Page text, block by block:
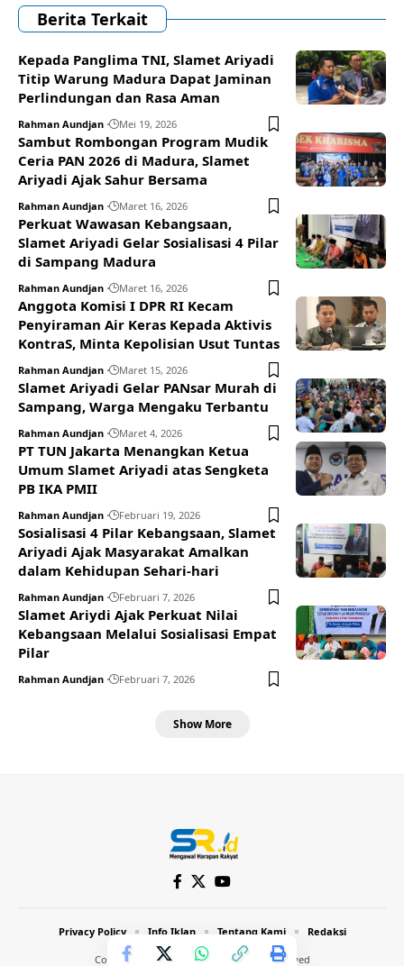
Berita Terkait
Kepada Panglima TNI, Slamet Ariyadi
Titip Warung Madura Dapat Jaminan
Perlindungan dan Rasa Aman
Rahman Aundjan Mei 19, 2026
Sambut Rombongan Program Mudik
Ceria PAN 2026 di Madura, Slamet
Ariyadi Ajak Sahur Bersama
Rahman Aundjan Maret 16, 2026
Perkuat Wawasan Kebangsaan,
Slamet Ariyadi Gelar Sosialisasi 4 Pilar
di Sampang Madura
Rahman Aundjan Maret 16, 2026
Anggota Komisi I DPR RI Kecam
Penyiraman Air Keras Kepada Aktivis
KontraS, Minta Kepolisian Usut Tuntas
Rahman Aundjan Maret 15, 2026
Slamet Ariyadi Gelar PANsar Murah di
Sampang, Warga Mengaku Terbantu
Rahman Aundjan Maret 4, 2026
PT TUN Jakarta Menangkan Ketua
Umum Slamet Ariyadi atas Sengketa
PB IKA PMII
Rahman Aundjan Februari 19, 2026
Sosialisasi 4 Pilar Kebangsaan, Slamet
Ariyadi Ajak Masyarakat Amalkan
dalam Kehidupan Sehari-hari
Rahman Aundjan Februari 7, 2026
Slamet Ariydi Ajak Perkuat Nilai
Kebangsaan Melalui Sosialisasi Empat
Pilar
Rahman Aundjan Februari 7, 2026
Show More
Copyright © 2024 Inthost. All Rights Reserved
Privacy Policy Info Iklan Tentang Kami Redaksi